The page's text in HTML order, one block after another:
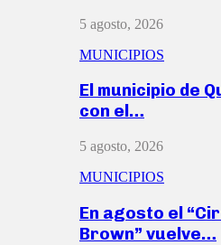
5 agosto, 2026
MUNICIPIOS
El municipio de
con el…
5 agosto, 2026
MUNICIPIOS
En agosto el
Brown” vuelve…